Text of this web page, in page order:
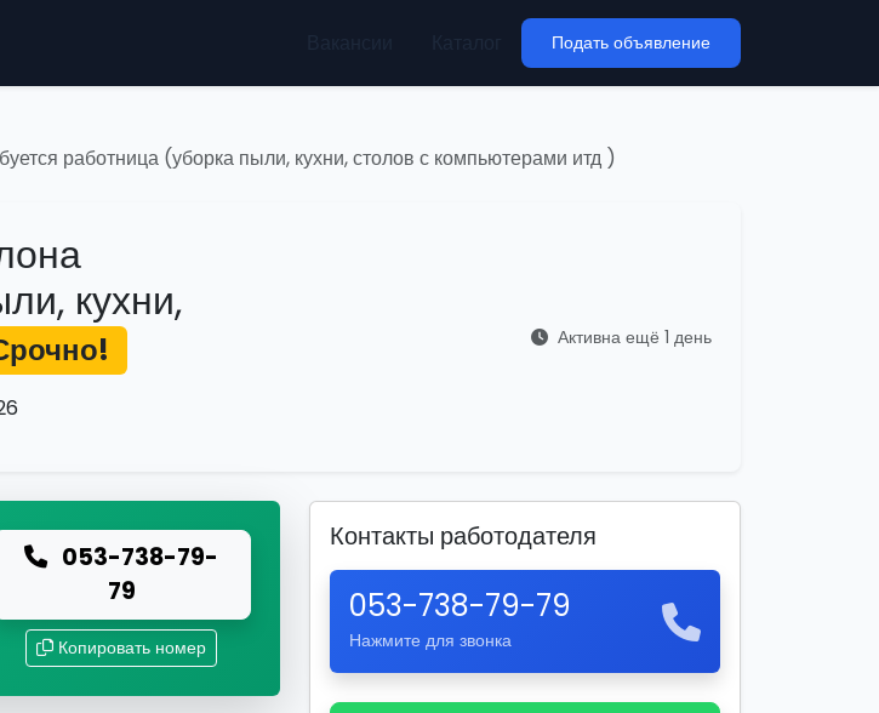
Подать объявление
работница (уборка пыли, кухни, столов с компьютерами итд )
кухни,
Активна ещё 1 день
053-738-79-
79
Копировать номер
Контакты работодателя
053-738-79-79
Нажмите для звонка